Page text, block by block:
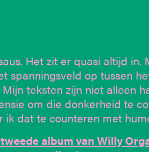
Het zit er quasi altijd in.
spanningsveld op tussen
teksten zijn niet alleen
om die donkerheid te
dat te counteren met
album van Willy